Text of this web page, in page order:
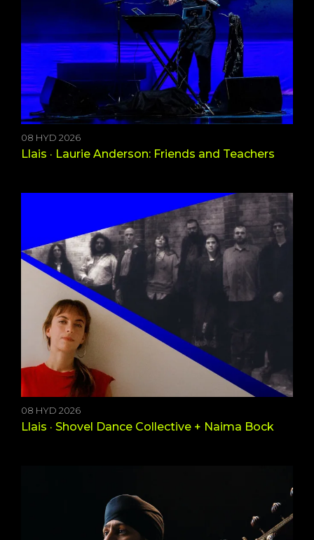
08 HYD 2026
Llais · Laurie Anderson: Friends and Teachers
08 HYD 2026
Llais · Shovel Dance Collective + Naima Bock